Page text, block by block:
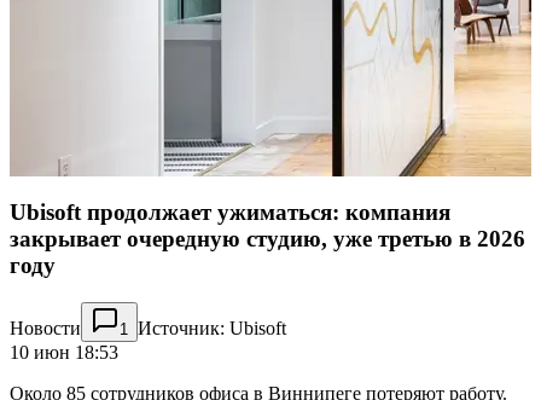
Ubisoft продолжает ужиматься: компания
закрывает очередную студию, уже третью в 2026
году
Новости 1
Источник: Ubisoft
10 июн 18:53
Около 85 сотрудников офиса в Виннипеге потеряют работу.